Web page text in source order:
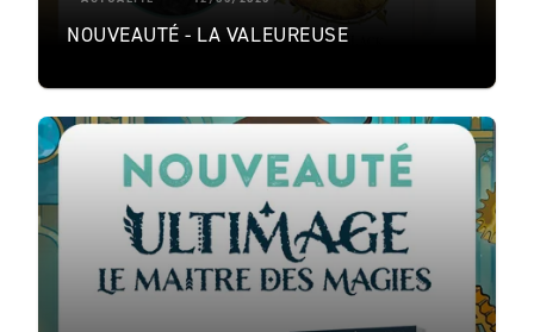
NOUVEAUTÉ - LA VALEUREUSE